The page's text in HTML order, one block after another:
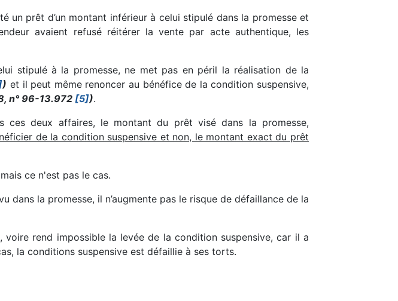
un prêt d’un montant inférieur à celui stipulé dans la promesse et
avaient refusé réitérer la vente par acte authentique, les
stipulé à la promesse, ne met pas en péril la réalisation de la
) et il peut même renoncer au bénéfice de la condition suspensive,
n° 96-13.972 [5]).
ces deux affaires, le montant du prêt visé dans la promesse,
de la condition suspensive et non, le montant exact du prêt
ce n'est pas le cas.
dans la promesse, il n’augmente pas le risque de défaillance de la
rend impossible la levée de la condition suspensive, car il a
la conditions suspensive est défaillie à ses torts.